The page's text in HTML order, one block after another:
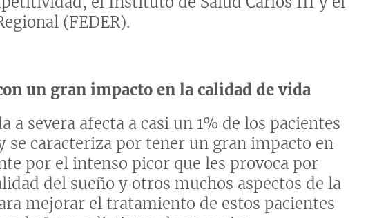
(FEDER).
un gran impacto en la calidad de vida
severa afecta a casi un 1% de los pacientes
se caracteriza por tener un gran impacto en
por el intenso picor que les provoca por
del sueño y otros muchos aspectos de la
mejorar el tratamiento de estos pacientes